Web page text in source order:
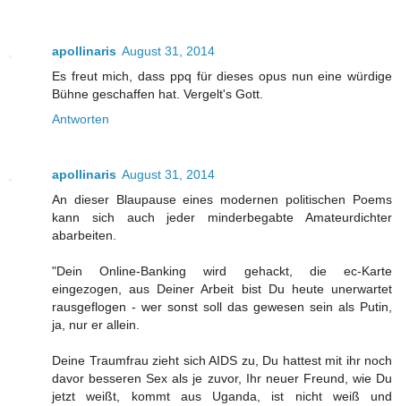
apollinaris August 31, 2014
Es freut mich, dass ppq für dieses opus nun eine würdige
Bühne geschaffen hat. Vergelt's Gott.
Antworten
apollinaris August 31, 2014
An dieser Blaupause eines modernen politischen Poems
kann sich auch jeder minderbegabte Amateurdichter
abarbeiten.
"Dein Online-Banking wird gehackt, die ec-Karte
eingezogen, aus Deiner Arbeit bist Du heute unerwartet
rausgeflogen - wer sonst soll das gewesen sein als Putin,
ja, nur er allein.
Deine Traumfrau zieht sich AIDS zu, Du hattest mit ihr noch
davor besseren Sex als je zuvor, Ihr neuer Freund, wie Du
jetzt weißt, kommt aus Uganda, ist nicht weiß und